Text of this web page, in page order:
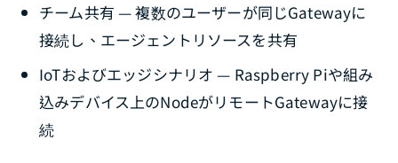
チーム共有 — 複数のユーザーが同じGatewayに
接続し、エージェントリソースを共有
IoTおよびエッジシナリオ — Raspberry Piや組み
込みデバイス上のNodeがリモートGatewayに接
続